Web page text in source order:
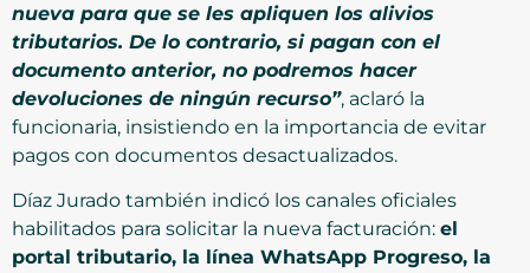
nueva para que se les apliquen los alivios
tributarios. De lo contrario, si pagan con el
documento anterior, no podremos hacer
devoluciones de ningún recurso”, aclaró la
funcionaria, insistiendo en la importancia de evitar
pagos con documentos desactualizados.
Díaz Jurado también indicó los canales oficiales
habilitados para solicitar la nueva facturación: el
portal tributario, la línea WhatsApp Progreso, la